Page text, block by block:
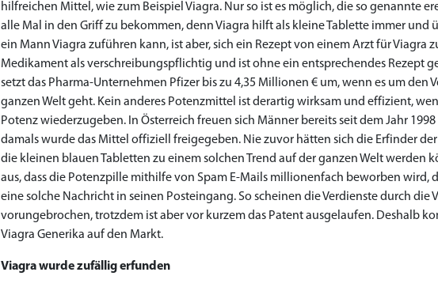
hilfreichen Mittel, wie zum Beispiel Viagra. Nur so ist es möglich, die so genannte
alle Mal in den Griff zu bekommen, denn Viagra hilft als kleine Tablette immer und
ein Mann Viagra zuführen kann, ist aber, sich ein Rezept von einem Arzt für Viagra
Medikament als verschreibungspflichtig und ist ohne ein entsprechendes Rezept
setzt das Pharma-Unternehmen Pfizer bis zu 4,35 Millionen € um, wenn es um den
ganzen Welt geht. Kein anderes Potenzmittel ist derartig wirksam und effizient,
Potenz wiederzugeben. In Österreich freuen sich Männer bereits seit dem Jahr
damals wurde das Mittel offiziell freigegeben. Nie zuvor hätten sich die Erfinder
die kleinen blauen Tabletten zu einem solchen Trend auf der ganzen Welt werden
aus, dass die Potenzpille mithilfe von Spam E-Mails millionenfach beworben wird,
eine solche Nachricht in seinen Posteingang. So scheinen die Verdienste durch die
vorungebrochen, trotzdem ist aber vor kurzem das Patent ausgelaufen. Deshalb
Viagra Generika auf den Markt.
Viagra wurde zufällig erfunden